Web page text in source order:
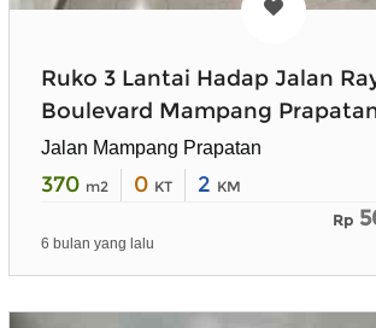
Ruko 3 Lantai Hadap Jalan
Boulevard Mampang
Jalan Mampang Prapatan
370 m2 0 KT 2 KM
Rp
6 bulan yang lalu